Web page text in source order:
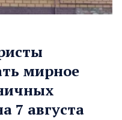
мирное
7 августа